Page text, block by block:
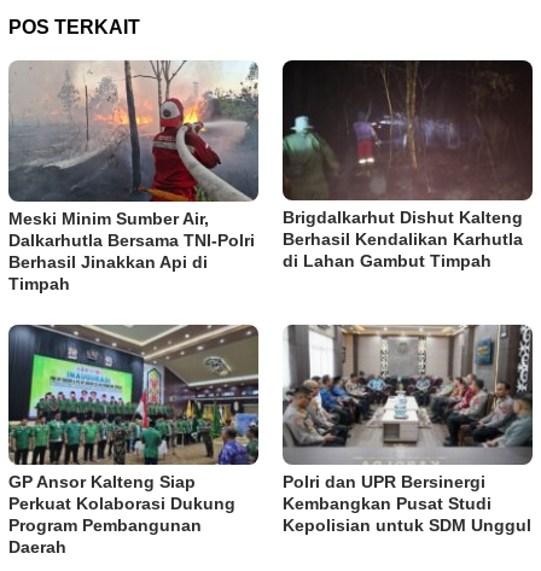
POS TERKAIT
Meski Minim Sumber Air,
Dalkarhutla Bersama TNI-Polri
Berhasil Jinakkan Api di
Timpah
Brigdalkarhut Dishut Kalteng
Berhasil Kendalikan Karhutla
di Lahan Gambut Timpah
GP Ansor Kalteng Siap
Perkuat Kolaborasi Dukung
Program Pembangunan
Daerah
Polri dan UPR Bersinergi
Kembangkan Pusat Studi
Kepolisian untuk SDM Unggul